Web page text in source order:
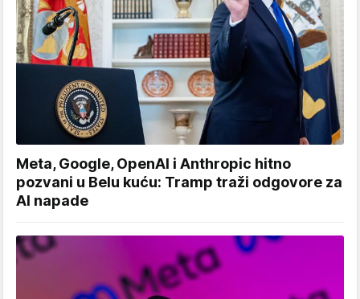
Meta, Google, OpenAI i Anthropic hitno
pozvani u Belu kuću: Tramp traži odgovore za
AI napade